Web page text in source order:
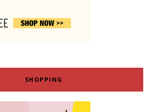
SHOPPING